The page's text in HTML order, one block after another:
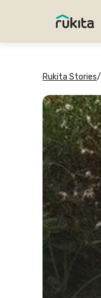
Rukita Stories/